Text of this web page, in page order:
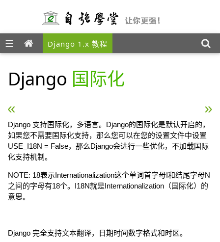
☰ Django 1.x 教程
Django 国际化
« Django 安全 Django session »
Django 支持国际化，多语言。Django的国际化是默认开启的，
如果您不需要国际化支持，那么您可以在您的设置文件中设置
USE_I18N = False，那么Django会进行一些优化，不加载国际
化支持机制。
NOTE: 18表示Internationalization这个单词首字母I和结尾字母N
之间的字母有18个。I18N就是Internationalization（国际化）的
意思。
Django 完全支持文本翻译，日期时间数字格式和时区。